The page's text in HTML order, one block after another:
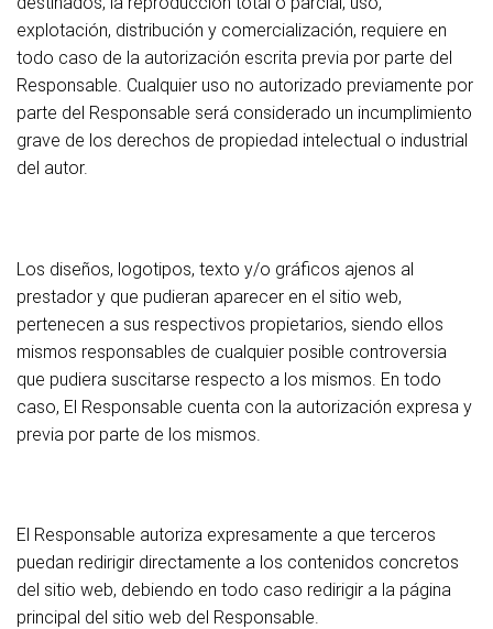
explotación, distribución y comercialización, requiere en
todo caso de la autorización escrita previa por parte del
Responsable. Cualquier uso no autorizado previamente por
parte del Responsable será considerado un incumplimiento
grave de los derechos de propiedad intelectual o industrial
del autor.
Los diseños, logotipos, texto y/o gráficos ajenos al
prestador y que pudieran aparecer en el sitio web,
pertenecen a sus respectivos propietarios, siendo ellos
mismos responsables de cualquier posible controversia
que pudiera suscitarse respecto a los mismos. En todo
caso, El Responsable cuenta con la autorización expresa y
previa por parte de los mismos.
El Responsable autoriza expresamente a que terceros
puedan redirigir directamente a los contenidos concretos
del sitio web, debiendo en todo caso redirigir a la página
principal del sitio web del Responsable.